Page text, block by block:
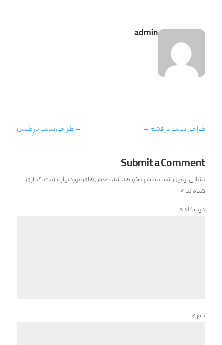
admin
←طراحی سایت در طبس طراحی سایت در قشم →
Submit a Comment
نشانی ایمیل شما منتشر نخواهد شد.بخش‌های موردنیاز علامت‌گذاری
شده‌اند *
دیدگاه *
نام *